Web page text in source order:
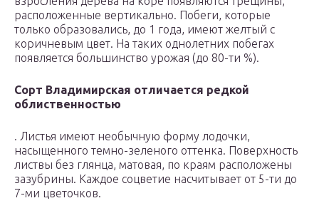
расположенные вертикально. Побеги, которые
только образовались, до 1 года, имеют желтый с
коричневым цвет. На таких однолетних побегах
появляется большинство урожая (до 80-ти %).
Сорт Владимирская отличается редкой
облиственностью
. Листья имеют необычную форму лодочки,
насыщенного темно-зеленого оттенка. Поверхность
листвы без глянца, матовая, по краям расположены
зазубрины. Каждое соцветие насчитывает от 5-ти до
7-ми цветочков.